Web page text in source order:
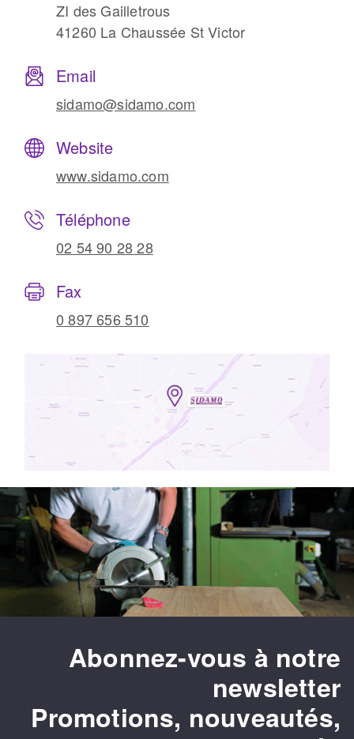
ZI des Gailletrous
41260 La Chaussée St Victor
Email
sidamo@sidamo.com
Website
www.sidamo.com
Téléphone
02 54 90 28 28
Fax
0 897 656 510
Abonnez-vous à notre
newsletter
Promotions, nouveautés,